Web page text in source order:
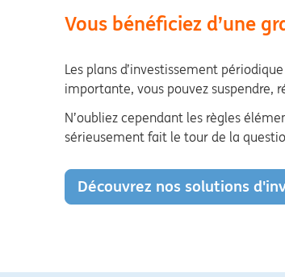
Vous bénéficiez d’une
Les plans d’investissement
importante, vous pouvez suspendre,
N’oubliez cependant les règles
sérieusement fait le tour de la
Découvrez nos solutions